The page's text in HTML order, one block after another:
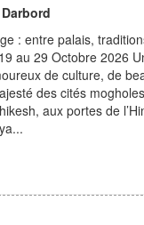
: entre palais,
au 29 Octobre 2026
de culture, de
des cités
aux portes de